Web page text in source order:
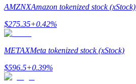
AMZNXAmazon tokenized stock (xStock)
$275.35+0.42%
METAXMeta tokenized stock (xStock)
$596.5+0.39%